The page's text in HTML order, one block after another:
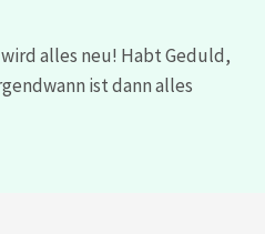
alles neu! Habt Geduld,
ist dann alles